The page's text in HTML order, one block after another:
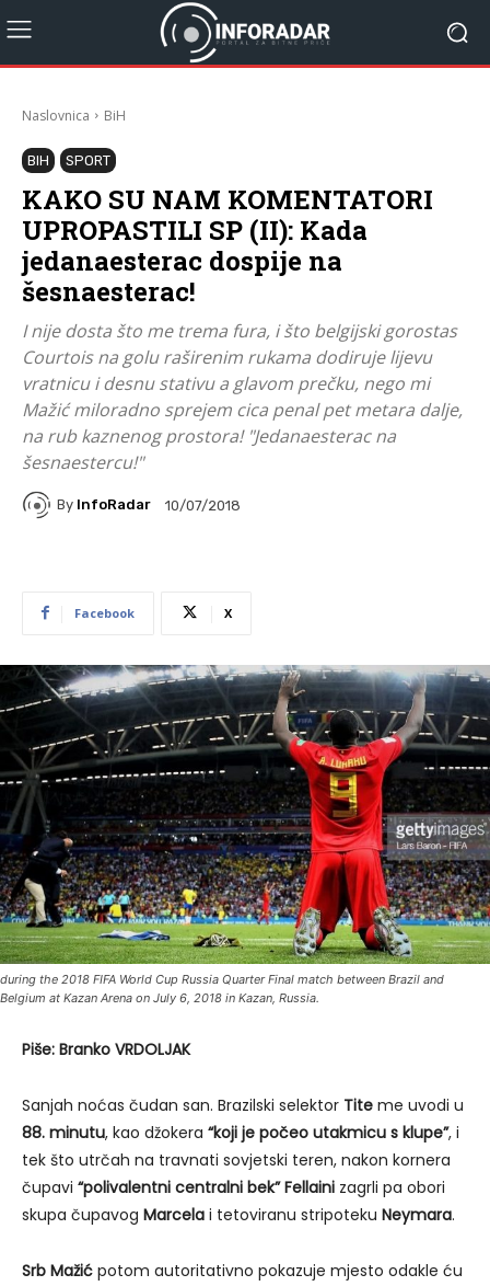
Naslovnica BiH
BIH SPORT
KAKO SU NAM KOMENTATORI
UPROPASTILI SP (II): Kada
jedanaesterac dospije na
šesnaesterac!
I nije dosta što me trema fura, i što belgijski gorostas
Courtois na golu raširenim rukama dodiruje lijevu
vratnicu i desnu stativu a glavom prečku, nego mi
Mažić miloradno sprejem cica penal pet metara dalje,
na rub kaznenog prostora! "Jedanaesterac na
šesnaestercu!"
By InfoRadar 10/07/2018
Facebook X
during the 2018 FIFA World Cup Russia Quarter Final match between Brazil and
Belgium at Kazan Arena on July 6, 2018 in Kazan, Russia.
Piše: Branko VRDOLJAK
Sanjah noćas čudan san. Brazilski selektor Tite me uvodi u
88. minutu, kao džokera “koji je počeo utakmicu s klupe”, i
tek što utrčah na travnati sovjetski teren, nakon kornera
čupavi “polivalentni centralni bek” Fellaini zagrli pa obori
skupa čupavog Marcela i tetoviranu stripoteku Neymara.
Srb Mažić potom autoritativno pokazuje mjesto odakle ću